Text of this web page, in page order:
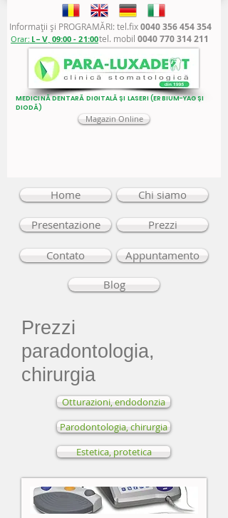
Informaţii şi PROGRAMĂRI: tel.fix0040 356 454 354
tel. mobil 0040 770 314 211
Orar: L - V, 09:00 - 21:00
MEDICINĂ DENTARĂ DIGITALĂ ȘI LASERI (ERBIUM-YAG ȘI
DIODĂ)
Magazin Online
Home Chi siamo
Presentazione Prezzi
Contato Appuntamento
Blog
Prezzi
paradontologia,
chirurgia
Otturazioni, endodonzia
Parodontologia, chirurgia
Estetica, protetica